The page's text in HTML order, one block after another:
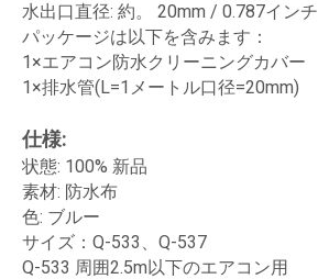
水出口直径: 約。 20mm / 0.787インチ
パッケージは以下を含みます：
1×エアコン防水クリーニングカバー
1×排水管(L=1メートル口径=20mm)
仕様:
状態: 100% 新品
素材: 防水布
色: ブルー
サイズ：Q-533、Q-537
Q-533 周囲2.5m以下のエアコン用